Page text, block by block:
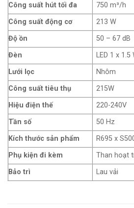
Công suất hút tối đa
750 m³/h
Công suất động cơ
213 W
Độ ồn
50 – 67 dB
Đèn
LED 1 x 1.5
Lưới lọc
Nhôm
Công suất tiêu thụ
215W
Hiệu điện thế
220-240V
Tần số
50 Hz
Kích thước sản phẩm
R695 x
Phụ kiện đi kèm
Than hoạt
Bảo trì
Lau vải